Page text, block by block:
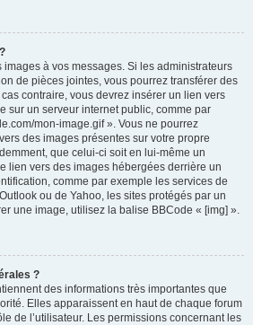
à vos messages. Si les administrateurs
de pièces jointes, vous pourrez transférer des
contraire, vous devrez insérer un lien vers
sur un serveur internet public, comme par
mon-image.gif ». Vous ne pourrez
des images présentes sur votre propre
que celui-ci soit en lui-même un
lien vers des images hébergées derrière un
comme par exemple les services de
ou de Yahoo, les sites protégés par un
une image, utilisez la balise BBCode « [img] ».
?
des informations très importantes que
Elles apparaissent en haut de chaque forum
de l’utilisateur. Les permissions concernant les